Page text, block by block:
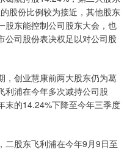
股份比例较为接近，其他股东
股东能控制公司股东大会，也
公司股份表决权足以对公司股
，创业慧康前两大股东仍为葛
利浦在今年多次减持公司股
末的14.24%下降至今年三季度
二股东飞利浦在今年9月9日至